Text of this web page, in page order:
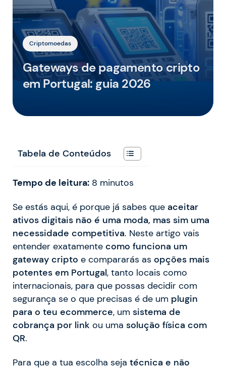
Criptomoedas
Gateways de pagamento cripto
em Portugal: guia 2026
Tabela de Conteúdos
Tempo de leitura: 8 minutos
Se estás aqui, é porque já sabes que aceitar
ativos digitais não é uma moda, mas sim uma
necessidade competitiva. Neste artigo vais
entender exatamente como funciona um
gateway cripto e compararás as opções mais
potentes em Portugal, tanto locais como
internacionais, para que possas decidir com
segurança se o que precisas é de um plugin
para o teu ecommerce, um sistema de
cobrança por link ou uma solução física com
QR.
Para que a tua escolha seja técnica e não